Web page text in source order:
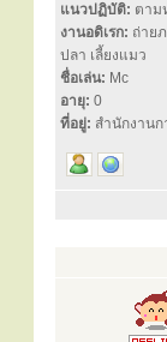
แนวปฏิบัติ: ตาม
งานอดิเรก: ถ่าย
ปลา เลี้ยงแมว
ชื่อเล่น: Mc
อายุ: 0
ที่อยู่: สำนักงานก